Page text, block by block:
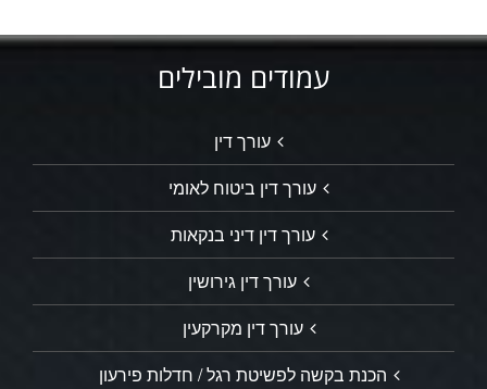
עמודים מובילים
עורך דין
עורך דין ביטוח לאומי
עורך דין דיני בנקאות
עורך דין גירושין
עורך דין מקרקעין
הכנת בקשה לפשיטת רגל / חדלות פירעון